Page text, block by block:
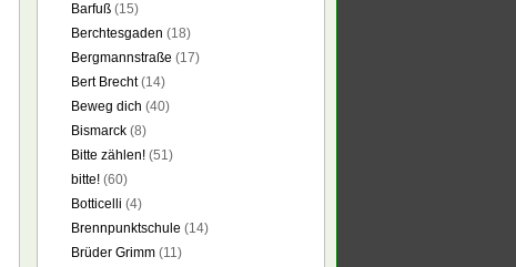
Barfuß (15)
Berchtesgaden (18)
Bergmannstraße (17)
Bert Brecht(14)
Beweg dich (40)
Bismarck (8)
Bitte zählen! (51)
bitte! (60)
Botticelli (4)
Brennpunktschule (14)
Brüder Grimm (11)